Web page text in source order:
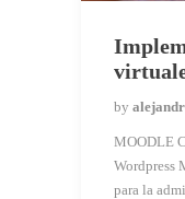
by
MOODLE
Wordpress
para la